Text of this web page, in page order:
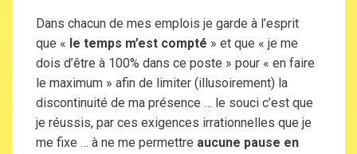
Dans chacun de mes emplois je garde à l’esprit
que « le temps m’est compté » et que « je me
dois d’être à 100% dans ce poste » pour « en faire
le maximum » afin de limiter (illusoirement) la
discontinuité de ma présence … le souci c’est que
je réussis, par ces exigences irrationnelles que je
me fixe … à ne me permettre aucune pause en